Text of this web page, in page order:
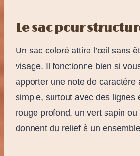
Le sac pour
Un sac coloré attire l’œil sans
visage. Il fonctionne bien si
apporter une note de caractère
simple, surtout avec des lignes
rouge profond, un vert sapin
donnent du relief à un